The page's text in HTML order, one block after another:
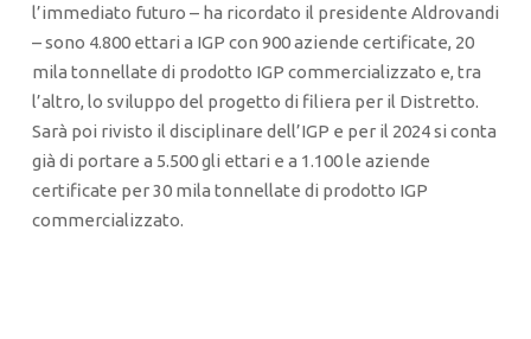
l’immediato futuro – ha ricordato il presidente Aldrovandi
– sono 4.800 ettari a IGP con 900 aziende certificate, 20
mila tonnellate di prodotto IGP commercializzato e, tra
l’altro, lo sviluppo del progetto di filiera per il Distretto.
Sarà poi rivisto il disciplinare dell’IGP e per il 2024 si conta
già di portare a 5.500 gli ettari e a 1.100 le aziende
certificate per 30 mila tonnellate di prodotto IGP
commercializzato.